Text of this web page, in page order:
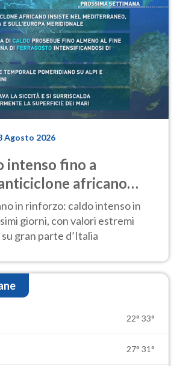
Agosto 2026
intenso fino a
africano
in rinforzo: caldo intenso in
giorni, con valori estremi
gran parte d’Italia
22° 33°
27° 31°